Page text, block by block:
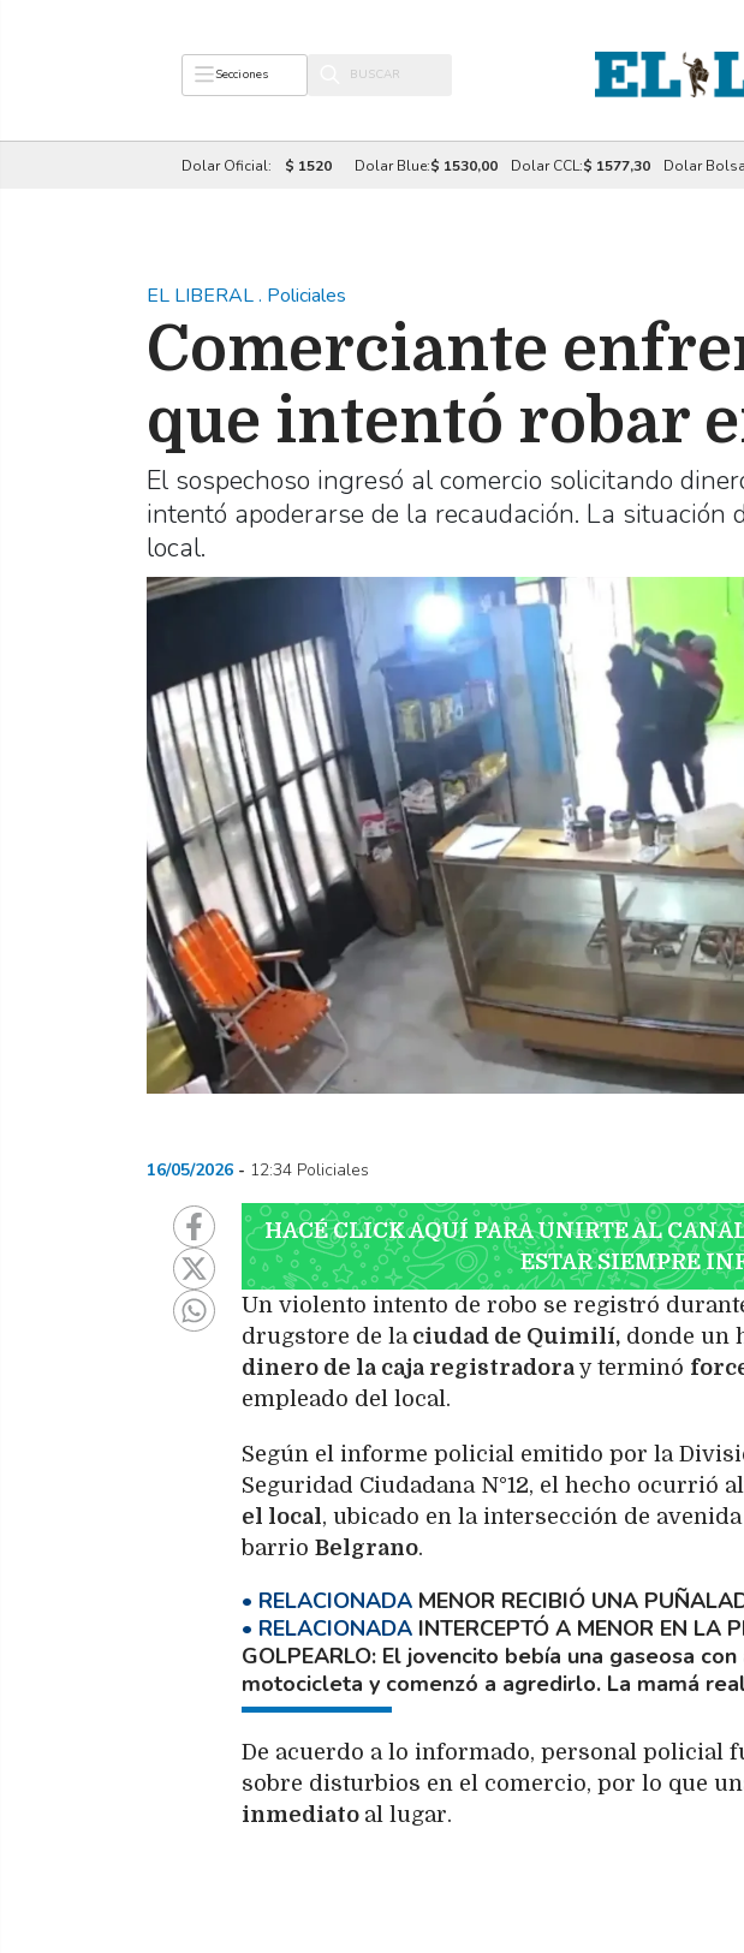
Secciones
Dolar Oficial: $ 1520 Dolar Blue:$ 1530,00 Dolar CCL:$ 1577,30 Dolar
EL LIBERAL. Policiales
Comerciante
que intentó robar
El sospechoso ingresó al comercio solicitando
intentó apoderarse de la recaudación. La situación
local.
16/05/2026 12:34 Policiales
HACÉ CLICK AQUÍ PARA UNIRTE AL
ESTAR SIEMPRE
Un violento intento de robo se registró
drugstore de la ciudad de Quimilí, donde un
dinero de la caja registradora y terminó
empleado del local.
Según el informe policial emitido por la
Seguridad Ciudadana N°12, el hecho ocurrió
el local, ubicado en la intersección de avenida
barrio Belgrano.
MENOR RECIBIÓ UNA
INTERCEPTÓ A MENOR EN LA
GOLPEARLO El jovencito bebía una gaseosa
motocicleta y comenzó a agredirlo. La mamá
De acuerdo a lo informado, personal policial
sobre disturbios en el comercio, por lo que
inmediato al lugar.